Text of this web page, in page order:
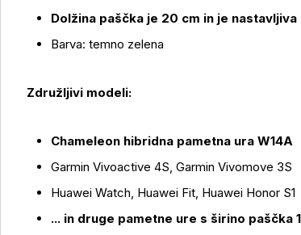
Več o izdelku
Dolžina paščka je 20 cm in je nastavljiva
Barva: temno zelena
Združljivi modeli:
Chameleon hibridna pametna ura W14A
Garmin Vivoactive 4S, Garmin Vivomove 3S
Huawei Watch, Huawei Fit, Huawei Honor S1
... in druge pametne ure s širino paščka